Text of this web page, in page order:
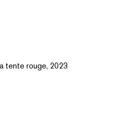
tente rouge, 2023